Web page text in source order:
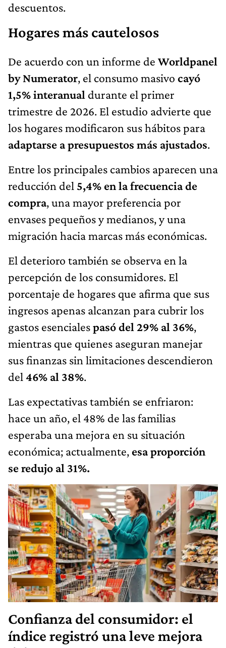
descuentos.
Hogares más cautelosos
De acuerdo con un informe de Worldpanel
by Numerator, el consumo masivo cayó
1,5% interanual durante el primer
trimestre de 2026. El estudio advierte que
los hogares modificaron sus hábitos para
adaptarse a presupuestos más ajustados.
Entre los principales cambios aparecen una
reducción del 5,4% en la frecuencia de
compra, una mayor preferencia por
envases pequeños y medianos, y una
migración hacia marcas más económicas.
El deterioro también se observa en la
percepción de los consumidores. El
porcentaje de hogares que afirma que sus
ingresos apenas alcanzan para cubrir los
gastos esencialespasó del 29% al 36%,
mientras que quienes aseguran manejar
sus finanzas sin limitaciones descendieron
del 46% al 38%.
Las expectativas también se enfriaron:
hace un año, el 48% de las familias
esperaba una mejora en su situación
económica; actualmente, esa proporción
se redujo al 31%.
Confianza del consumidor: el
índice registró una leve mejora